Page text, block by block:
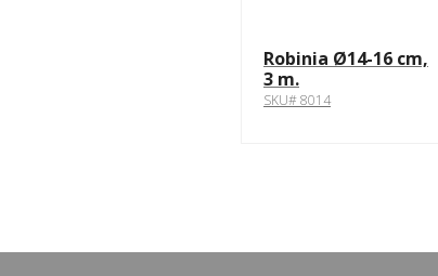
Robinia Ø14-16 cm,
3 m.
SKU# 8014